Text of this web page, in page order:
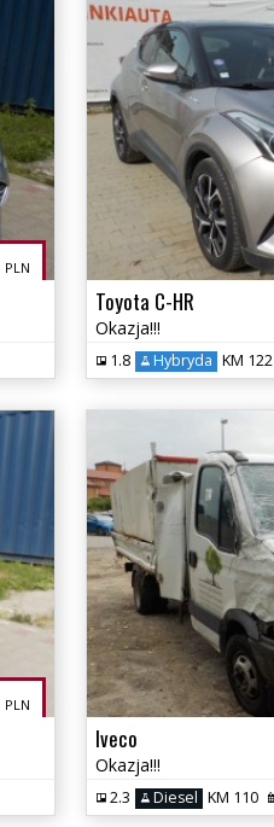
PLN
Toyota C-HR
Okazja!!!
1.8 Hybryda KM 122
PLN
Iveco
Okazja!!!
2.3 Diesel KM 110